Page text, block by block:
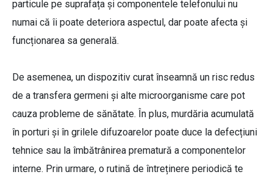
particule pe suprafața și componentele telefonului nu
numai că îi poate deteriora aspectul, dar poate afecta și
funcționarea sa generală.
De asemenea, un dispozitiv curat înseamnă un risc redus
de a transfera germeni și alte microorganisme care pot
cauza probleme de sănătate. În plus, murdăria acumulată
în porturi și în grilele difuzoarelor poate duce la defecțiuni
tehnice sau la îmbătrânirea prematură a componentelor
interne. Prin urmare, o rutină de întreținere periodică te